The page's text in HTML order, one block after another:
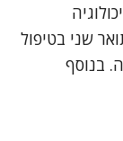
שני בטיפול
בנוסף